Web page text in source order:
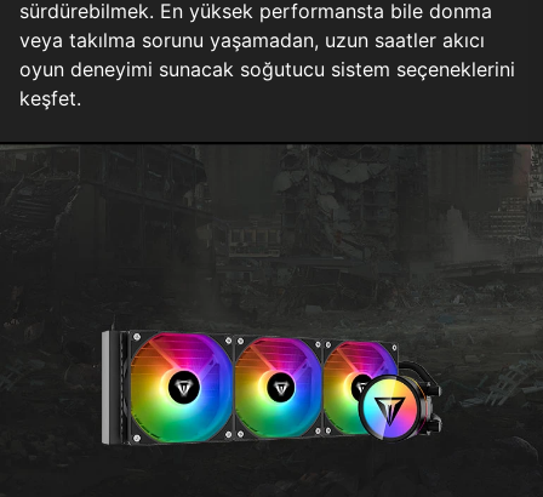
sürdürebilmek. En yüksek performansta bile donma
veya takılma sorunu yaşamadan, uzun saatler akıcı
oyun deneyimi sunacak soğutucu sistem seçeneklerini
keşfet.